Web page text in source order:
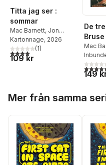
Titta jag ser :
sommar
Mac Barnett, Jon
Klassen
Kartonnage, 2026
4,0utav 5 stjärnor. Totalt antal
(1)
109 kr
De
Bruse
Mac
4,8
149
Mer från samma